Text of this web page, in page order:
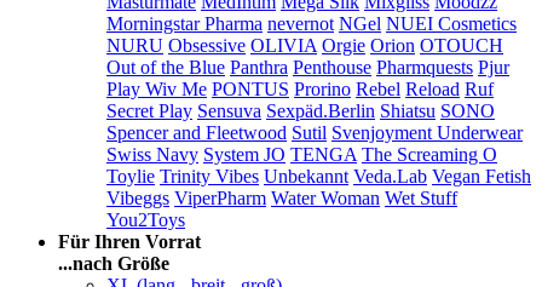
Morningstar Pharma nevernot NGel NUEI Cosmetics
NURU Obsessive OLIVIA Orgie Orion OTOUCH
Out of the Blue Panthra Penthouse Pharmquests Pjur
Play Wiv Me PONTUS Prorino Rebel Reload Ruf
Secret Play Sensuva Sexpäd.Berlin Shiatsu SONO
Spencer and Fleetwood Sutil Svenjoyment Underwear
Swiss Navy System JO TENGA The Screaming O
Toylie Trinity Vibes Unbekannt Veda.Lab Vegan Fetish
Vibeggs ViperPharm Water Woman Wet Stuff
You2Toys
Für Ihren Vorrat
...nach Größe